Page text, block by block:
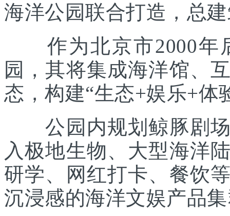
海洋公园联合打造，总
作为北京市2000年
园，其将集成海洋馆、
态，构建“生态+娱乐+体
公园内规划鲸豚剧场
入极地生物、大型海洋
研学、网红打卡、餐饮
沉浸感的海洋文娱产品